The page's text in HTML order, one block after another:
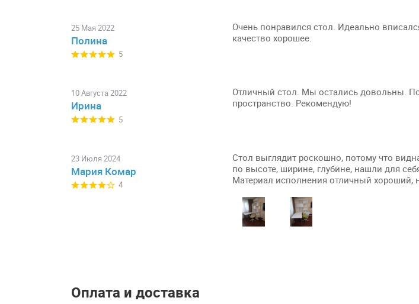
25 Мая 2022
Полина
5
Очень понравился стол. Идеально
качество хорошее.
10 Августа 2022
Ирина
5
Отличный стол. Мы остались довольны.
пространство. Рекомендую!
23 Июля 2024
Мария Комар
4
Стол выглядит роскошно, потому что
по высоте, ширине, глубине, нашли для
Материал исполнения отличный хороший,
Оплата и доставка